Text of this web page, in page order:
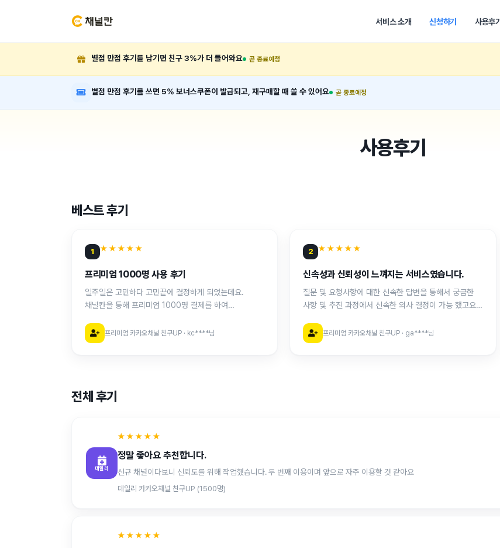
서비스 소개 신청하기 사용후기
별점 만점 후기를 남기면 친구 3%가 더 들어와요 곧 종료예정
별점 만점 후기를 쓰면 5% 보너스쿠폰이 발급되고, 재구매할 때 쓸 수 있어요 곧 종료예정
사용후기
베스트 후기
1 ★★★★★
프리미엄 1000명 사용 후기
일주일은 고민하다 고민끝에 결정하게 되었는데요.
채널칸을 통해 프리미엄 1000명 결제를 하여
딱 맞춰서 작업을 끝내주셨어요. 현재 이탈자도 없고
이탈자가 생길시 100% 조치도 해주신다하니 믿고 진행
프리미엄 카카오채널 친구UP · kc****님
2 ★★★★★
신속성과 신뢰성이 느껴지는 서비스였습니다.
질문 및 요청사항에 대한 신속한 답변을 통해서 궁금한
사항 및 추진 과정에서 신속한 의사 결정이 가능 했고요.
서비스 및 회사의 신뢰성이 느껴 졌습니다. 한가지
아쉽다면 작업 내용에 대해 레포팅 서비스가 추가될 수
프리미엄 카카오채널 친구UP · ga****님
전체 후기
데일리
★★★★★
정말 좋아요 추천합니다.
신규 채널이다보니 신뢰도를 위해 작업했습니다. 두 번째 이용이며 앞으로 자주 이용할 것 같아요
데일리 카카오채널 친구UP (1500명)
★★★★★